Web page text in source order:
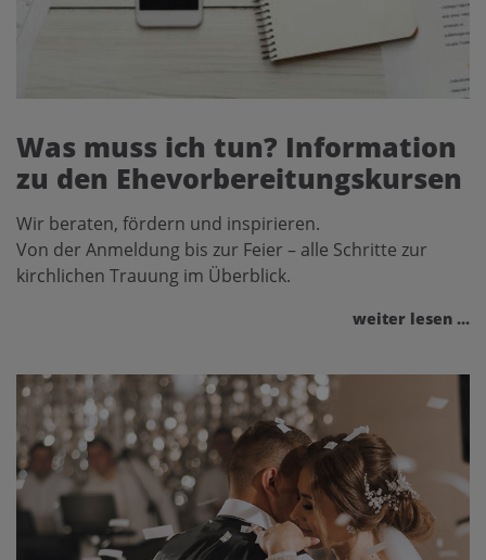
Was muss ich tun? Information
zu den Ehevorbereitungskursen
Wir beraten, fördern und inspirieren.
Von der Anmeldung bis zur Feier – alle Schritte zur
kirchlichen Trauung im Überblick.
weiter lesen ...